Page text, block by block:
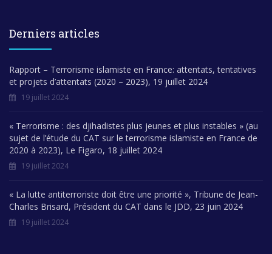
Derniers articles
Rapport – Terrorisme islamiste en France: attentats, tentatives
et projets d’attentats (2020 – 2023), 19 juillet 2024
19 juillet 2024
« Terrorisme : des djihadistes plus jeunes et plus instables » (au
sujet de l’étude du CAT sur le terrorisme islamiste en France de
2020 à 2023), Le Figaro, 18 juillet 2024
19 juillet 2024
« La lutte antiterroriste doit être une priorité », Tribune de Jean-
Charles Brisard, Président du CAT dans le JDD, 23 juin 2024
19 juillet 2024